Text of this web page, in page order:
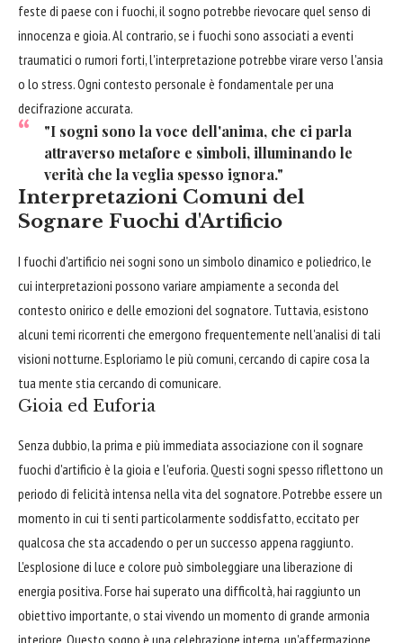
feste di paese con i fuochi, il sogno potrebbe rievocare quel senso di
innocenza e gioia. Al contrario, se i fuochi sono associati a eventi
traumatici o rumori forti, l'interpretazione potrebbe virare verso l'ansia
o lo stress. Ogni contesto personale è fondamentale per una
decifrazione accurata.
"I sogni sono la voce dell'anima, che ci parla
attraverso metafore e simboli, illuminando le
verità che la veglia spesso ignora."
Interpretazioni Comuni del
Sognare Fuochi d'Artificio
I fuochi d'artificio nei sogni sono un simbolo dinamico e poliedrico, le
cui interpretazioni possono variare ampiamente a seconda del
contesto onirico e delle emozioni del sognatore. Tuttavia, esistono
alcuni temi ricorrenti che emergono frequentemente nell'analisi di tali
visioni notturne. Esploriamo le più comuni, cercando di capire cosa la
tua mente stia cercando di comunicare.
Gioia ed Euforia
Senza dubbio, la prima e più immediata associazione con il sognare
fuochi d'artificio è la gioia e l'euforia. Questi sogni spesso riflettono un
periodo di felicità intensa nella vita del sognatore. Potrebbe essere un
momento in cui ti senti particolarmente soddisfatto, eccitato per
qualcosa che sta accadendo o per un successo appena raggiunto.
L'esplosione di luce e colore può simboleggiare una liberazione di
energia positiva. Forse hai superato una difficoltà, hai raggiunto un
obiettivo importante, o stai vivendo un momento di grande armonia
interiore. Questo sogno è una celebrazione interna, un'affermazione